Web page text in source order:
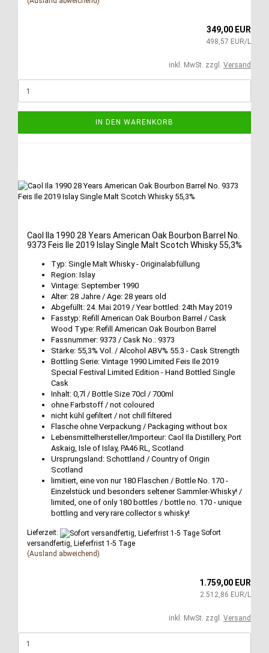
349,00 EUR
498,57 EUR/L
inkl. MwSt. zzgl. Versand
IN DEN WARENKORB
Caol Ila 1990 28 Years American Oak Bourbon Barrel No.
9373 Feis Ile 2019 Islay Single Malt Scotch Whisky 55,3%
Typ: Single Malt Whisky - Originalabfüllung
Region: Islay
Vintage: September 1990
Alter: 28 Jahre / Age: 28 years old
Abgefüllt: 24. Mai 2019 / Year bottled: 24th May 2019
Fasstyp: Refill American Oak Bourbon Barrel / Cask
Wood Type: Refill American Oak Bourbon Barrel
Fassnummer: 9373 / Cask No.: 9373
Stärke: 55,3% Vol. / Alcohol ABV% 55.3 - Cask Strength
Bottling Serie: Vintage 1990 Limited Feis Ile 2019
Special Festival Limited Edition - Hand Bottled Single
Cask
Inhalt: 0,7l / Bottle Size 70cl / 700ml
ohne Farbstoff / not coloured
nicht kühl gefiltert / not chill filtered
Flasche ohne Verpackung / Packaging without box
Lebensmittelhersteller/Importeur: Caol Ila Distillery, Port
Askaig, Isle of Islay, PA46 RL, Scotland
Ursprungsland: Schottland / Country of Origin
Scotland
limitiert, eine von nur 180 Flaschen / Bottle No. 170 -
Einzelstück und besonders seltener Sammler-Whisky! /
limited, one of only 180 bottles / bottle no. 170 - unique
bottling and very rare collector s whisky!
Lieferzeit:
Sofort
versandfertig, Lieferfrist 1-5 Tage
(Ausland abweichend)
1.759,00 EUR
2.512,86 EUR/L
inkl. MwSt. zzgl. Versand